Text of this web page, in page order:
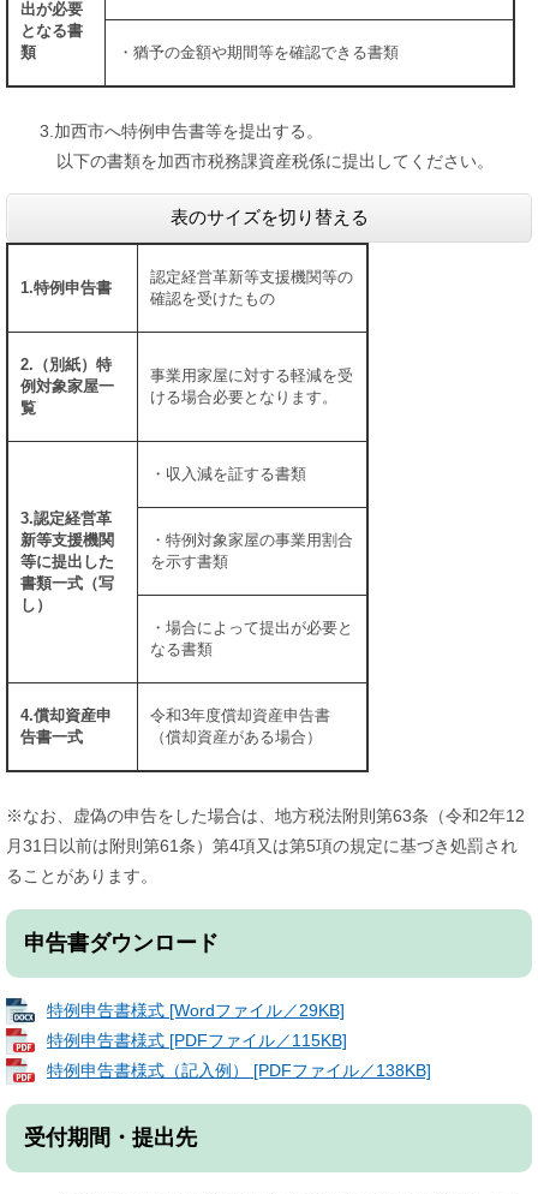
出が必要
となる書
類
・猶予の金額や期間等を確認できる書類
3.加西市へ特例申告書等を提出する。
以下の書類を加西市税務課資産税係に提出してください。
表のサイズを切り替える
1.特例申告書
認定経営革新等支援機関等の
確認を受けたもの
2.（別紙）特
例対象家屋一
覧
事業用家屋に対する軽減を受
ける場合必要となります。
3.認定経営革
新等支援機関
等に提出した
書類一式（写
し）
・収入減を証する書類
・特例対象家屋の事業用割合
を示す書類
・場合によって提出が必要と
なる書類
4.償却資産申
告書一式
令和3年度償却資産申告書
（償却資産がある場合）
※なお、虚偽の申告をした場合は、地方税法附則第63条（令和2年12
月31日以前は附則第61条）第4項又は第5項の規定に基づき処罰され
ることがあります。
申告書ダウンロード
特例申告書様式 [Wordファイル／29KB]
特例申告書様式 [PDFファイル／115KB]
特例申告書様式（記入例） [PDFファイル／138KB]
受付期間・提出先